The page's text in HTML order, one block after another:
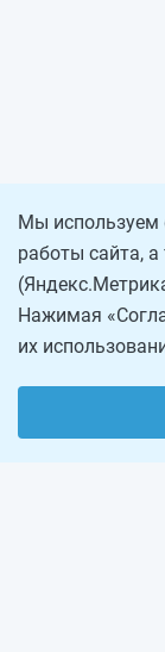
Мы используем
работы сайта,
Нажимая
их